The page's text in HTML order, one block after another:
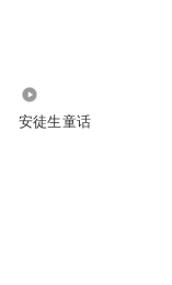
安徒生童话